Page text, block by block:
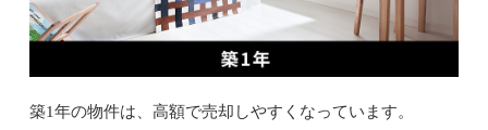
築1年の物件は、高額で売却しやすくなっています。